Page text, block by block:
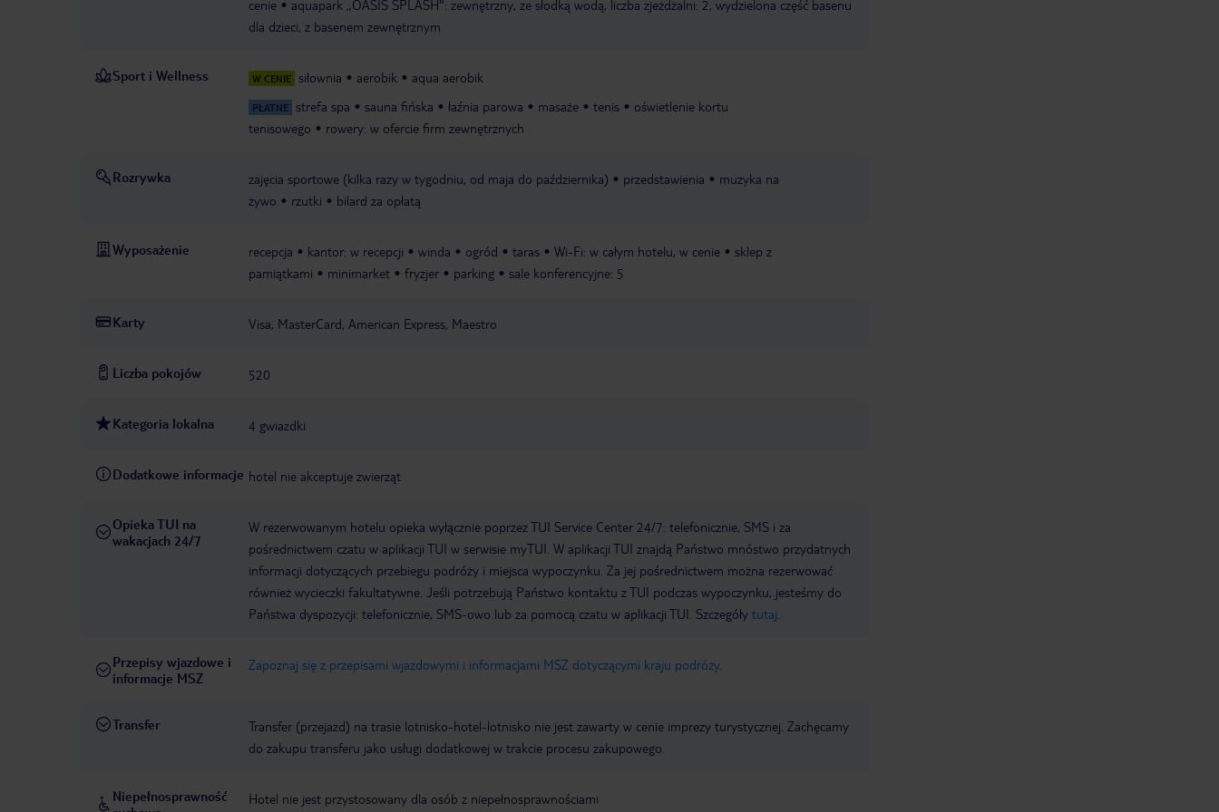
cenie
aquapark „OASIS SPLASH": zewnętrzny, ze słodką wodą, liczba zjeżdżalni: 2, wydzielona część basenu
dla dzieci, z basenem zewnętrznym
Sport i Wellness W CENIE siłownia aerobik aqua aerobik
PŁATNE strefa spa sauna fińska łaźnia parowa masaże tenis
oświetlenie kortu
tenisowego
rowery: w ofercie firm zewnętrznych
Rozrywka zajęcia sportowe (kilka razy w tygodniu, od maja do października) przedstawienia
muzyka na
żywo
rzutki bilard za opłatą
Wyposażenie recepcja kantor: w recepcji winda ogród taras Wi-Fi: w całym hotelu, w cenie
sklep z
pamiątkami
minimarket fryzjer parking sale konferencyjne: 5
Karty Visa, MasterCard, American Express, Maestro
Liczba pokojów 520
Kategoria lokalna 4 gwiazdki
Dodatkowe informacje hotel nie akceptuje zwierząt
Opieka TUI na
wakacjach 24/7
W rezerwowanym hotelu opieka wyłącznie poprzez TUI Service Center 24/7: telefonicznie, SMS i za
pośrednictwem czatu w aplikacji TUI w serwisie myTUI. W aplikacji TUI znajdą Państwo mnóstwo przydatnych
informacji dotyczących przebiegu podróży i miejsca wypoczynku. Za jej pośrednictwem można rezerwować
również wycieczki fakultatywne. Jeśli potrzebują Państwo kontaktu z TUI podczas wypoczynku, jesteśmy do
Państwa dyspozycji: telefonicznie, SMS-owo lub za pomocą czatu w aplikacji TUI. Szczegóły tutaj
Przepisy wjazdowe i
informacje MSZ
Zapoznaj się z przepisami wjazdowymi i informacjami MSZ dotyczącymi kraju podróży.
Transfer
Transfer (przejazd) na trasie lotnisko-hotel-lotnisko nie jest zawarty w cenie imprezy turystycznej. Zachęcamy
do zakupu transferu jako usługi dodatkowej w trakcie procesu zakupowego.
Niepełnosprawność
Hotel nie jest przystosowany dla osób z niepełnosprawnościami